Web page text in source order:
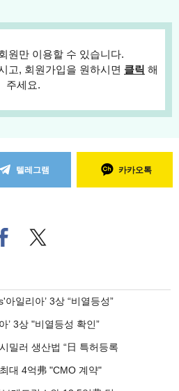
원만 이용할 수 있습니다.
고, 회원가입을 원하시면 클릭 해
주세요.
텔레그램 카카오톡
이
로
사
유
기
트위
터로
아일리아’ 3상 “비열등성”
’ 3상 "비열등성 확인”
밀러 생산법 “日 특허등록
대 4억弗 "CMO 계약"